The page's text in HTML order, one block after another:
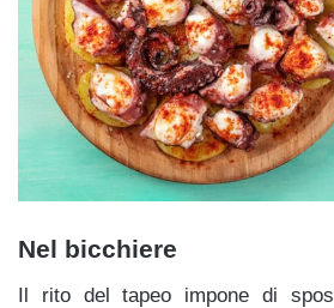
Nel bicchiere
Il rito del tapeo impone di